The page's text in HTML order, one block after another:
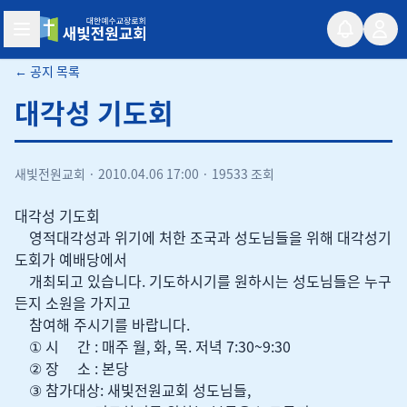
새빛전원교회
← 공지 목록
대각성 기도회
새빛전원교회 · 2010.04.06 17:00 · 19533 조회
대각성 기도회
영적대각성과 위기에 처한 조국과 성도님들을 위해 대각성기
도회가 예배당에서
개최되고 있습니다. 기도하시기를 원하시는 성도님들은 누구
든지 소원을 가지고
참여해 주시기를 바랍니다.
① 시 간 : 매주 월, 화, 목. 저녁 7:30~9:30
② 장 소 : 본당
③ 참가대상: 새빛전원교회 성도님들,